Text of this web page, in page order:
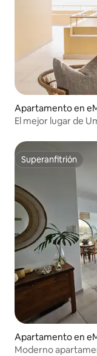
Apartamento en
El mejor lugar de
Superanfitrión
Superanfitrión
Apartamento en
Moderno